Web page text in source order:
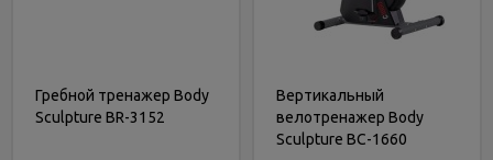
Гребной тренажер Body
Sculpture BR-3152
Вертикальный
велотренажер Body
Sculpture BC-1660